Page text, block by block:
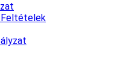
Feltételek